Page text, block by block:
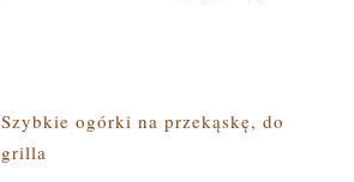
Szybkie ogórki na przekąskę, do
grilla